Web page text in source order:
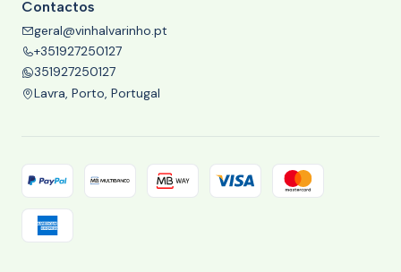
Contactos
geral@vinhalvarinho.pt
+351927250127
351927250127
Lavra, Porto, Portugal